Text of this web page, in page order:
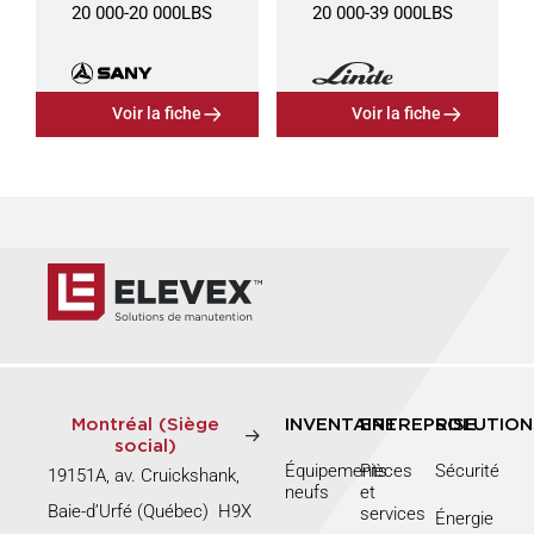
20 000-20 000LBS
Voir la fiche
20 000-39 000LBS
Voir la fiche
Montréal (Siège
social)
19151A, av. Cruickshank,
Baie-d’Urfé (Québec) H9X
INVENTAIRE
Équipements
neufs
ENTREPRISE
Pièces
et
services
Sécurité
Énergie